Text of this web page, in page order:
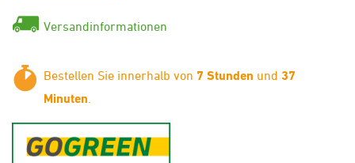
Versandinformationen
Bestellen Sie innerhalb von 7 Stunden und 37
Minuten